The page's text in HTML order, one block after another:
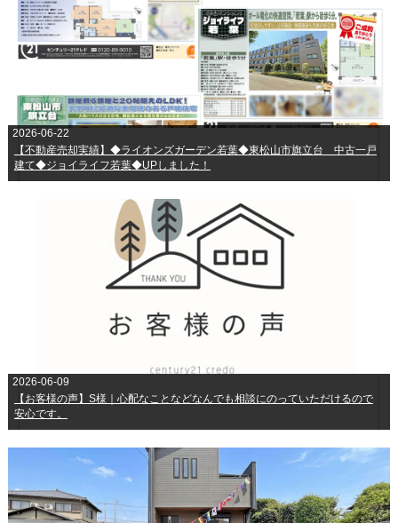
【不動産売却実績】◆ライオンズガーデン若葉◆東松山市旗立台 中古一戸
建て◆ジョイライフ若葉◆UPしました！
2026-06-22
【お客様の声】S様｜心配なことなどなんでも相談にのっていただけるので
安心です。
2026-06-09